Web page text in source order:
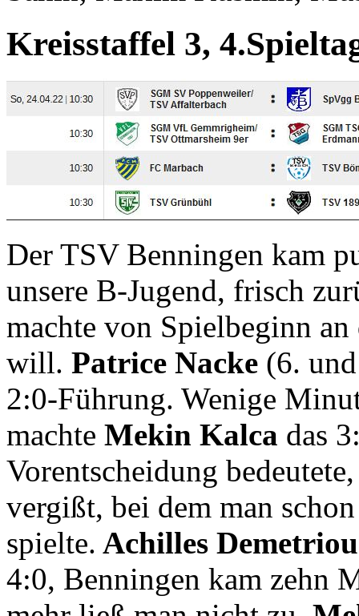
Kreisstaffel 3,
Der TSV Benningen kam
unsere B-Jugend, frisch
machte von Spielbeginn
will. Patrice Nacke (6.
2:0-Führung. Wenige
machte Mekin Kalca das
Vorentscheidung
vergißt, bei dem man
spielte. Achilles Demetriou
4:0, Benningen kam zehn